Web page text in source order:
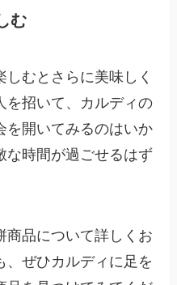
む
むとさらに美味しく
を招いて、カルディの
を開いてみるのはいか
な時間が過ごせるはず
商品について詳しくお
ぜひカルディに足を